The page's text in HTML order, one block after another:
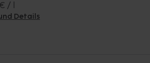
/ l
Details